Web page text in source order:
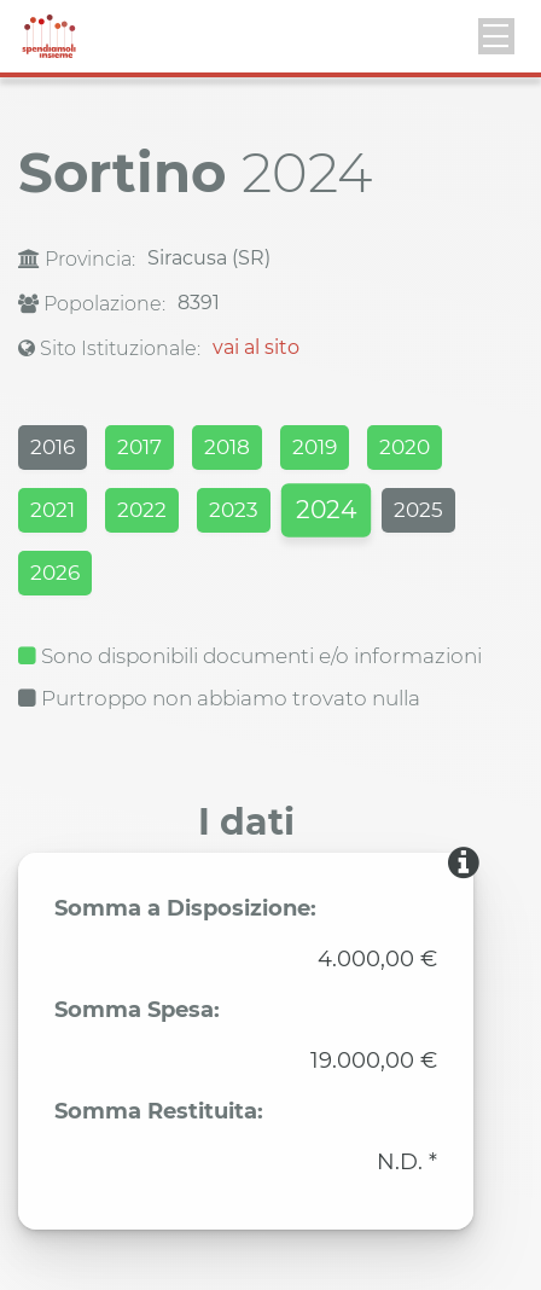
Sortino 2024
Provincia:
Siracusa (SR)
Popolazione: 8391
Sito Istituzionale: vai al sito
2016 2017 2018 2019 2020
2021 2022 2023 2024 2025
2026
Sono disponibili documenti e/o informazioni
Purtroppo non abbiamo trovato nulla
I dati
Somma a Disposizione:
4.000,00 €
Somma Spesa:
19.000,00 €
Somma Restituita:
N.D. *